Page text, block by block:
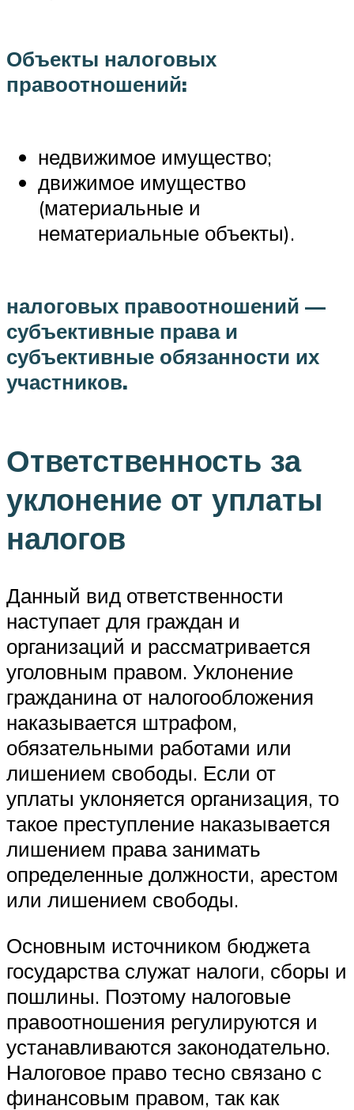
Объекты налоговых
правоотношений:
недвижимое имущество;
движимое имущество
(материальные и
нематериальные объекты).
налоговых правоотношений —
субъективные права и
субъективные обязанности их
участников.
Ответственность за
уклонение от уплаты
налогов
Данный вид ответственности
наступает для граждан и
организаций и рассматривается
уголовным правом. Уклонение
гражданина от налогообложения
наказывается штрафом,
обязательными работами или
лишением свободы. Если от
уплаты уклоняется организация, то
такое преступление наказывается
лишением права занимать
определенные должности, арестом
или лишением свободы.
Основным источником бюджета
государства служат налоги, сборы и
пошлины. Поэтому налоговые
правоотношения регулируются и
устанавливаются законодательно.
Налоговое право тесно связано с
финансовым правом, так как